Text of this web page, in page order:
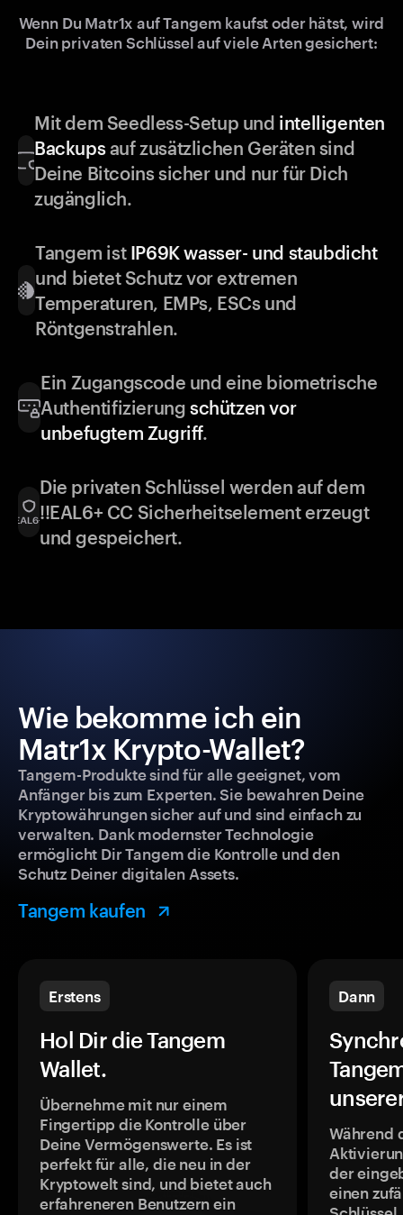
Wenn Du Matr1x auf Tangem kaufst oder hätst, wird
Dein privaten Schlüssel auf viele Arten gesichert:
Mit dem Seedless-Setup und intelligenten
Backupsauf zusätzlichen Geräten sind
Deine Bitcoins sicher und nur für Dich
zugänglich.
Tangem ist IP69K wasser- und staubdicht
und bietet Schutz vor extremen
Temperaturen, EMPs, ESCs und
Röntgenstrahlen.
Ein Zugangscode und eine biometrische
Authentifizierung schützen vor
unbefugtem Zugriff.
Die privaten Schlüssel werden auf dem
!!EAL6+ CC Sicherheitselement erzeugt
und gespeichert.
Wie bekomme ich ein
Matr1x Krypto-Wallet?
Tangem-Produkte sind für alle geeignet, vom
Anfänger bis zum Experten. Sie bewahren Deine
Kryptowährungen sicher auf und sind einfach zu
verwalten. Dank modernster Technologie
ermöglicht Dir Tangem die Kontrolle und den
Schutz Deiner digitalen Assets.
Tangem kaufen
Erstens
Hol Dir die Tangem
Wallet.
Übernehme mit nur einem
Fingertipp die Kontrolle über
Deine Vermögenswerte. Es ist
perfekt für alle, die neu in der
Kryptowelt sind, und bietet auch
erfahreneren Benutzern ein
Dann
Während
der
einen